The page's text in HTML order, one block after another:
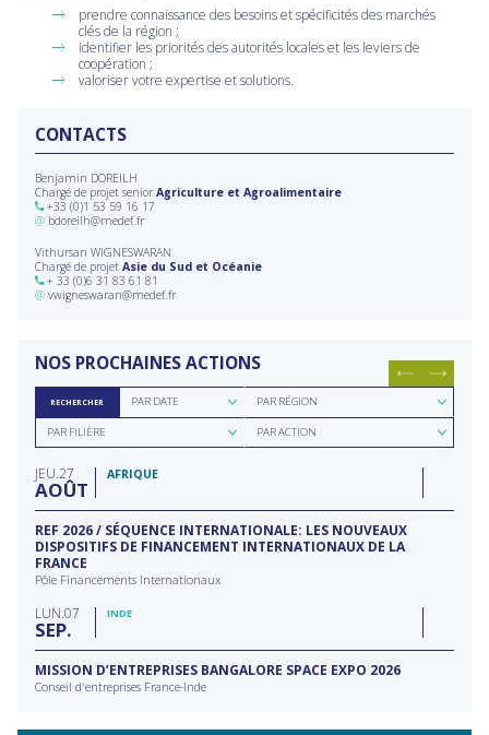
prendre connaissance des besoins et spécificités des marchés
clés de la région ;
identifier les priorités des autorités locales et les leviers de
coopération ;
valoriser votre expertise et solutions.
CONTACTS
Benjamin DOREILH
Chargé de projet senior Agriculture et Agroalimentaire
+33 (0)1 53 59 16 17
@ bdoreilh@medef.fr
Vithursan WIGNESWARAN
Chargé de projet Asie du Sud et Océanie
+ 33 (0)6 31 83 61 81
@ vwigneswaran@medef.fr
NOS PROCHAINES ACTIONS
RECHERCHER
Rechercher
parPAR DATE
Rechercher
par
région
PAR RÉGION
Rechercher
parPAR FILIÈRE
Rechercher
parPAR ACTION
JEU 27
AOÛT
AFRIQUE
REF 2026 / SÉQUENCE INTERNATIONALE: LES NOUVEAUX
DISPOSITIFS DE FINANCEMENT INTERNATIONAUX DE LA
FRANCE
Pôle Financements Internationaux
LUN 07
SEP
INDE
MISSION D’ENTREPRISES BANGALORE SPACE EXPO 2026
Conseil d'entreprises France-Inde